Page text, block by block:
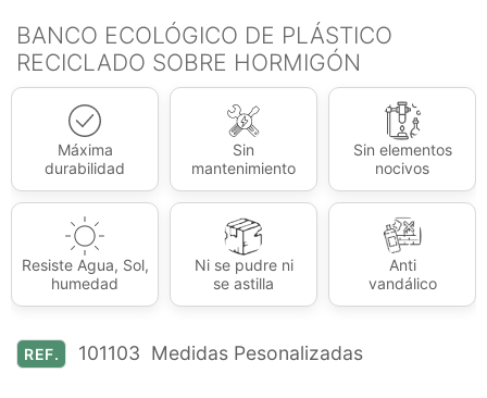
BANCO ECOLÓGICO DE PLÁSTICO
RECICLADO SOBRE HORMIGÓN
Máxima
durabilidad
Sin
mantenimiento
Sin elementos
nocivos
Resiste Agua, Sol,
humedad
Ni se pudre ni
se astilla
Anti
vandálico
REF. 101103 Medidas Pesonalizadas